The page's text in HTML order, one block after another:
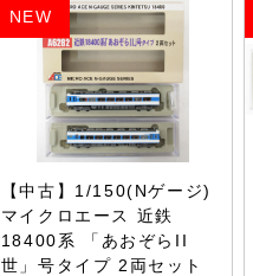
NEW
【中古】1/150(Nゲージ)
マイクロエース 近鉄
18400系 「あおぞらII
世」号タイプ 2両セット